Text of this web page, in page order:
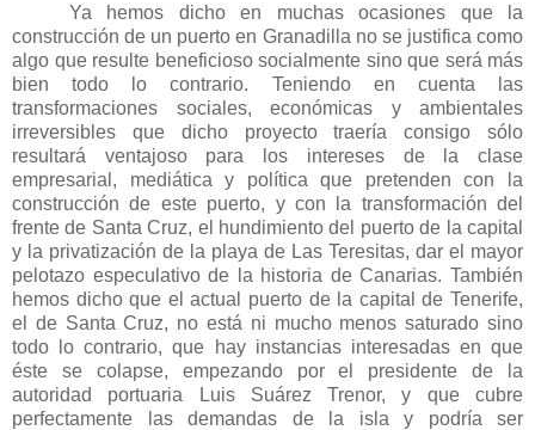
Ya hemos dicho en muchas ocasiones que la
construcción de un puerto en Granadilla no se justifica como
algo que resulte beneficioso socialmente sino que será más
bien todo lo contrario. Teniendo en cuenta las
transformaciones sociales, económicas y ambientales
irreversibles que dicho proyecto traería consigo sólo
resultará ventajoso para los intereses de la clase
empresarial, mediática y política que pretenden con la
construcción de este puerto, y con la transformación del
frente de Santa Cruz, el hundimiento del puerto de la capital
y la privatización de la playa de Las Teresitas, dar el mayor
pelotazo especulativo de la historia de Canarias. También
hemos dicho que el actual puerto de la capital de Tenerife,
el de Santa Cruz, no está ni mucho menos saturado sino
todo lo contrario, que hay instancias interesadas en que
éste se colapse, empezando por el presidente de la
autoridad portuaria Luis Suárez Trenor, y que cubre
perfectamente las demandas de la isla y podría ser